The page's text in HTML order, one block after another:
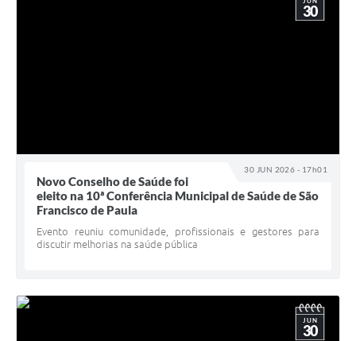
30 JUN 2026 - 17h01
30
Novo Conselho de Saúde foi
eleito na 10ª Conferência Municipal de Saúde de São
Francisco de Paula
Evento reuniu comunidade, profissionais e gestores para
discutir melhorias na saúde pública
JUN
30